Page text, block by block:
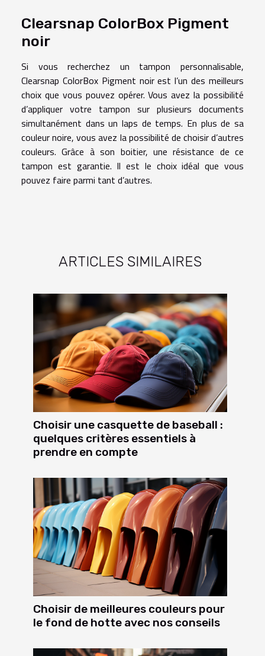
Clearsnap ColorBox Pigment
noir
Si vous recherchez un tampon personnalisable,
Clearsnap ColorBox Pigment noir est l’un des meilleurs
choix que vous pouvez opérer. Vous avez la possibilité
d’appliquer votre tampon sur plusieurs documents
simultanément dans un laps de temps. En plus de sa
couleur noire, vous avez la possibilité de choisir d’autres
couleurs. Grâce à son boitier, une résistance de ce
tampon est garantie. Il est le choix idéal que vous
pouvez faire parmi tant d’autres.
ARTICLES SIMILAIRES
Choisir une casquette de baseball :
quelques critères essentiels à
prendre en compte
Choisir de meilleures couleurs pour
le fond de hotte avec nos conseils